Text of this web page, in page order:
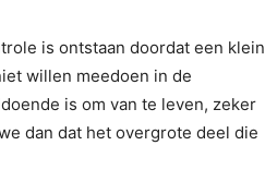
is ontstaan doordat een klein
willen meedoen in de
is om van te leven, zeker
dan dat het overgrote deel die